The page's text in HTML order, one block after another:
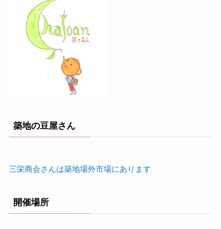
築地の豆屋さん
三栄商会さんは築地場外市場にあります
開催場所